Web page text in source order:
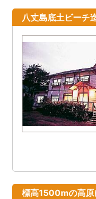
八丈島底土ビーチ
標高1500mの高原